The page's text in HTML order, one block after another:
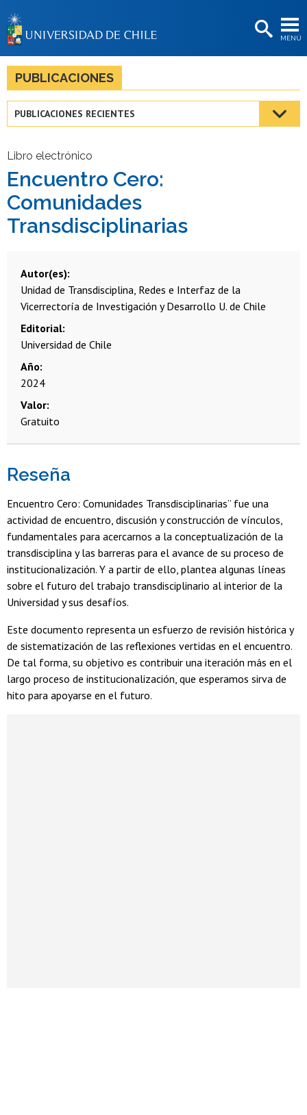
MENÚ
BIBLIOTECAS
LA UNIVERSIDAD
Estudiantes
Funcionarias/os
Egresadas/os
PUBLICACIONES
PUBLICACIONES RECIENTES
Libro electrónico
Encuentro Cero:
Comunidades
Transdisciplinarias
Autor(es)
Unidad de Transdisciplina, Redes e Interfaz de la
Vicerrectoría de Investigación y Desarrollo U. de Chile
Editorial
Universidad de Chile
Año
2024
Valor
Gratuito
Reseña
Encuentro Cero: Comunidades Transdisciplinarias” fue una
actividad de encuentro, discusión y construcción de vínculos,
fundamentales para acercarnos a la conceptualización de la
transdisciplina y las barreras para el avance de su proceso de
institucionalización. Y a partir de ello, plantea algunas líneas
sobre el futuro del trabajo transdisciplinario al interior de la
Universidad y sus desafíos.
Este documento representa un esfuerzo de revisión histórica y
de sistematización de las reflexiones vertidas en el encuentro.
De tal forma, su objetivo es contribuir una iteración más en el
largo proceso de institucionalización, que esperamos sirva de
hito para apoyarse en el futuro.